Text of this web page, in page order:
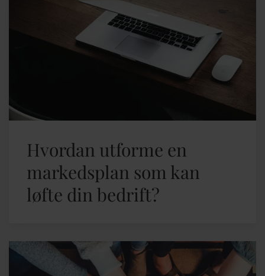
Hvordan utforme en
markedsplan som kan
løfte din bedrift?